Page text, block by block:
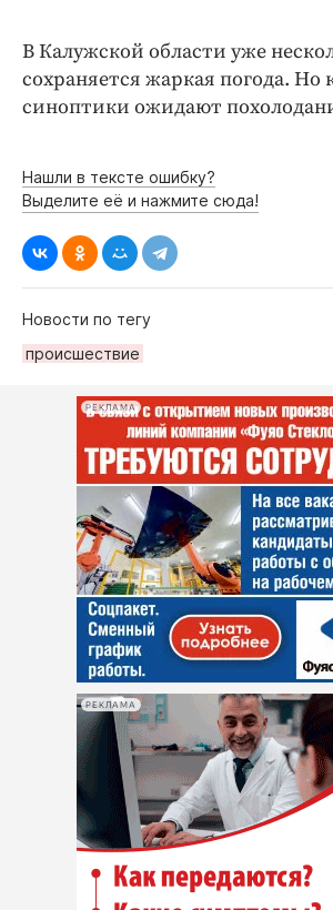
В Калужской области уже
сохраняется жаркая погода.
синоптики ожидают
Нашли в тексте ошибку?
Выделите её и нажмите сюда!
Новости по тегу
происшествие
РЕКЛАМА
РЕКЛАМА